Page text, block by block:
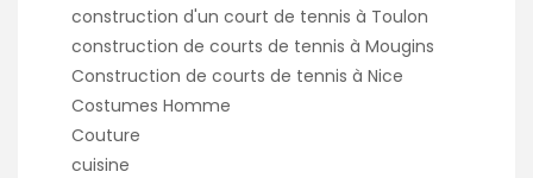
construction d'un court de tennis à Toulon
construction de courts de tennis à Mougins
Construction de courts de tennis à Nice
Costumes Homme
Couture
cuisine